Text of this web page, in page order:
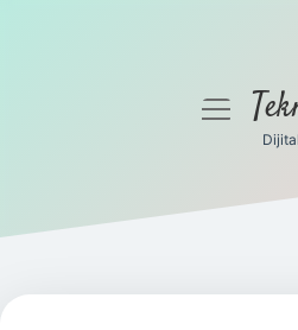
Gizlilik Politikası
Yasal Uyarı
menüyü